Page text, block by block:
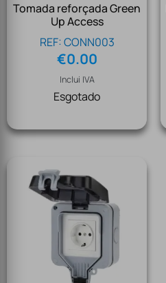
Tomada reforçada Green
Up Access
REF: CONN003
€0.00
Inclui IVA
Esgotado